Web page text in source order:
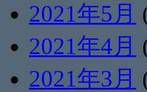
2021年5月
2021年4月
2021年3月